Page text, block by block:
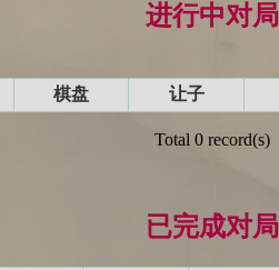
进行中对局
棋盘 让子
Total 0 record(s)
已完成对局